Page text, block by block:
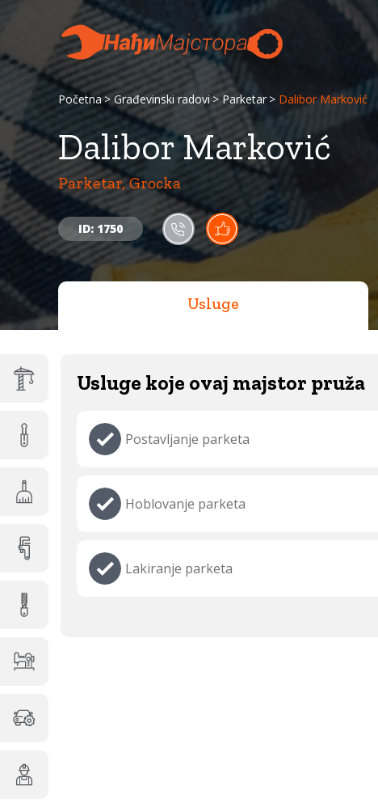
Početna Građevinski radovi Parketar Dalibor Marković
Dalibor Marković
Parketar, Grocka
ID: 1750
Usluge
Usluge koje ovaj majstor pruža
Postavljanje parketa
Hoblovanje parketa
Lakiranje parketa